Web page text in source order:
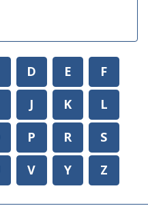
D E
F
J K
L
P R
S
V Y Z